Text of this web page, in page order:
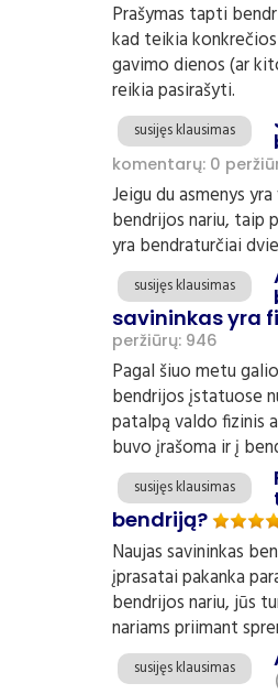
Prašymas tapti
kad teikia
gavimo dienos (ar
reikia pasirašyti.
susijęs klausimas
komentarų: 0
Jeigu du asmenys
bendrijos nariu, taip
yra bendraturčiai
susijęs klausimas
savininkas yra
peržiūrų: 946
Pagal šiuo metu
bendrijos įstatuose
patalpą valdo fizinis
buvo įrašoma ir į
susijęs klausimas
bendriją?
Naujas savininkas
įprasatai pakanka
bendrijos nariu, jūs
nariams priimant
susijęs klausimas